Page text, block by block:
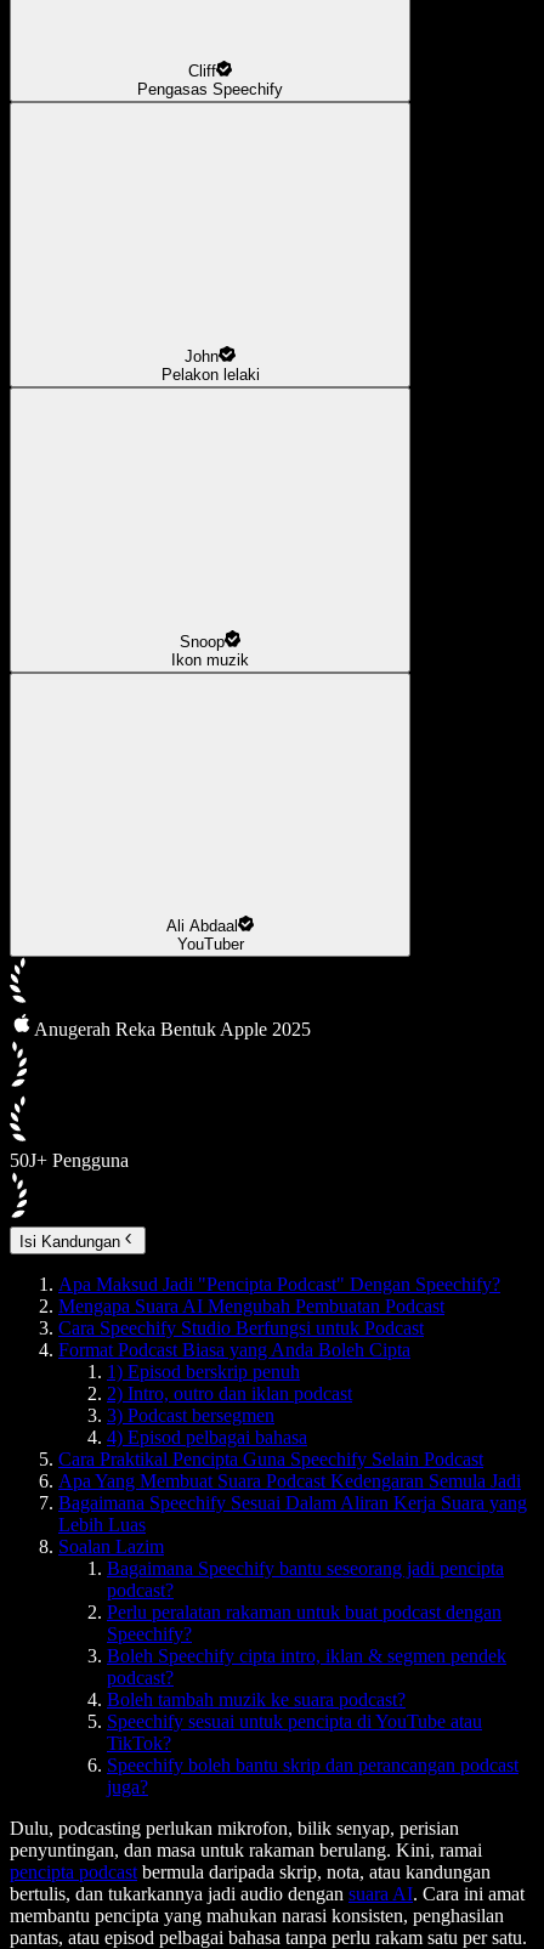
Cliff
Pengasas Speechify
John
Pelakon lelaki
Snoop
Ikon muzik
Ali Abdaal
YouTuber
Anugerah Reka Bentuk Apple 2025
50J+ Pengguna
Isi Kandungan
Apa Maksud Jadi "Pencipta Podcast" Dengan Speechify?
Mengapa Suara AI Mengubah Pembuatan Podcast
Cara Speechify Studio Berfungsi untuk Podcast
Format Podcast Biasa yang Anda Boleh Cipta
1) Episod berskrip penuh
2) Intro, outro dan iklan podcast
3) Podcast bersegmen
4) Episod pelbagai bahasa
Cara Praktikal Pencipta Guna Speechify Selain Podcast
Apa Yang Membuat Suara Podcast Kedengaran Semula Jadi
Bagaimana Speechify Sesuai Dalam Aliran Kerja Suara yang
Lebih Luas
Soalan Lazim
Bagaimana Speechify bantu seseorang jadi pencipta
podcast?
Perlu peralatan rakaman untuk buat podcast dengan
Speechify?
Boleh Speechify cipta intro, iklan & segmen pendek
podcast?
Boleh tambah muzik ke suara podcast?
Speechify sesuai untuk pencipta di YouTube atau
TikTok?
Speechify boleh bantu skrip dan perancangan podcast
juga?
Dulu, podcasting perlukan mikrofon, bilik senyap, perisian
penyuntingan, dan masa untuk rakaman berulang. Kini, ramai
pencipta podcast bermula daripada skrip, nota, atau kandungan
bertulis, dan tukarkannya jadi audio dengan suara AI. Cara ini amat
membantu pencipta yang mahukan narasi konsisten, penghasilan
pantas, atau episod pelbagai bahasa tanpa perlu rakam satu per satu.